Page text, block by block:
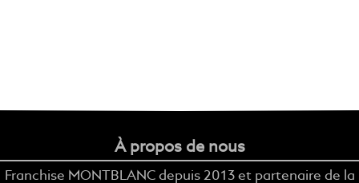
À propos de nous
Franchise MONTBLANC depuis 2013 et partenaire de la